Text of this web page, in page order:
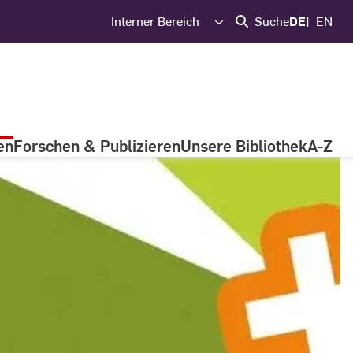
Interner Bereich SucheDE EN
Forschen & PublizierenUnsere BibliothekA-Z